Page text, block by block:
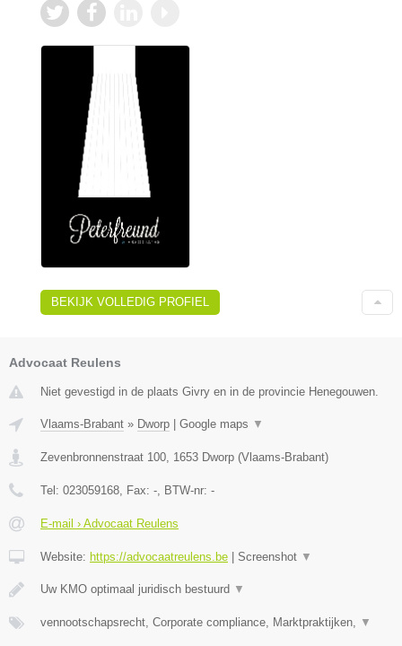
BEKIJK VOLLEDIG PROFIEL
Advocaat Reulens
Niet gevestigd in de plaats Givry en in de provincie Henegouwen.
Vlaams-Brabant » Dworp Google maps ▼
Zevenbronnenstraat 100 1653 Dworp (Vlaams-Brabant)
Tel: 023059168 , Fax: - , BTW-nr: -
E-mail › Advocaat Reulens
Website: https://advocaatreulens.be Screenshot ▼
Uw KMO optimaal juridisch bestuurd ▼
vennootschapsrecht, Corporate compliance, Marktpraktijken, ▼